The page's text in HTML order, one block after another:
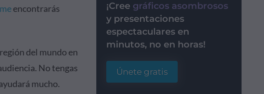
encontrarás
del mundo en
No tengas
mucho.
¡Cree gráficos asombrosos
y presentaciones
espectaculares en
minutos, no en horas!
Únete gratis